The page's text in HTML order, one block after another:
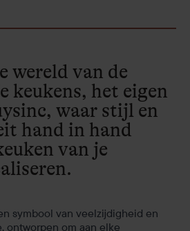
wereld van de
keukens, het eigen
waar stijl en
hand in hand
van je
symbool van veelzijdigheid en
ontworpen om aan elke